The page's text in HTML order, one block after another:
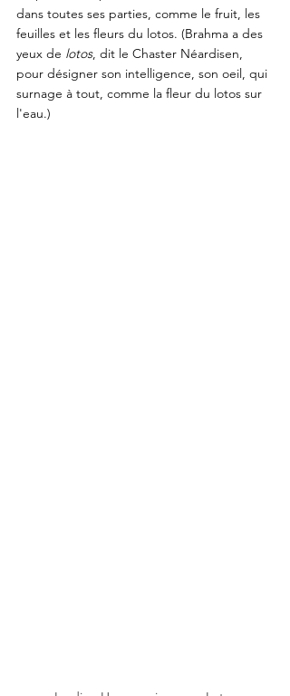
dans toutes ses parties, comme le fruit, les
feuilles et les fleurs du lotos. (Brahma a des
yeux de lotos, dit le Chaster Néardisen,
pour désigner son intelligence, son oeil, qui
surnage à tout, comme la fleur du lotos sur
l'eau.)